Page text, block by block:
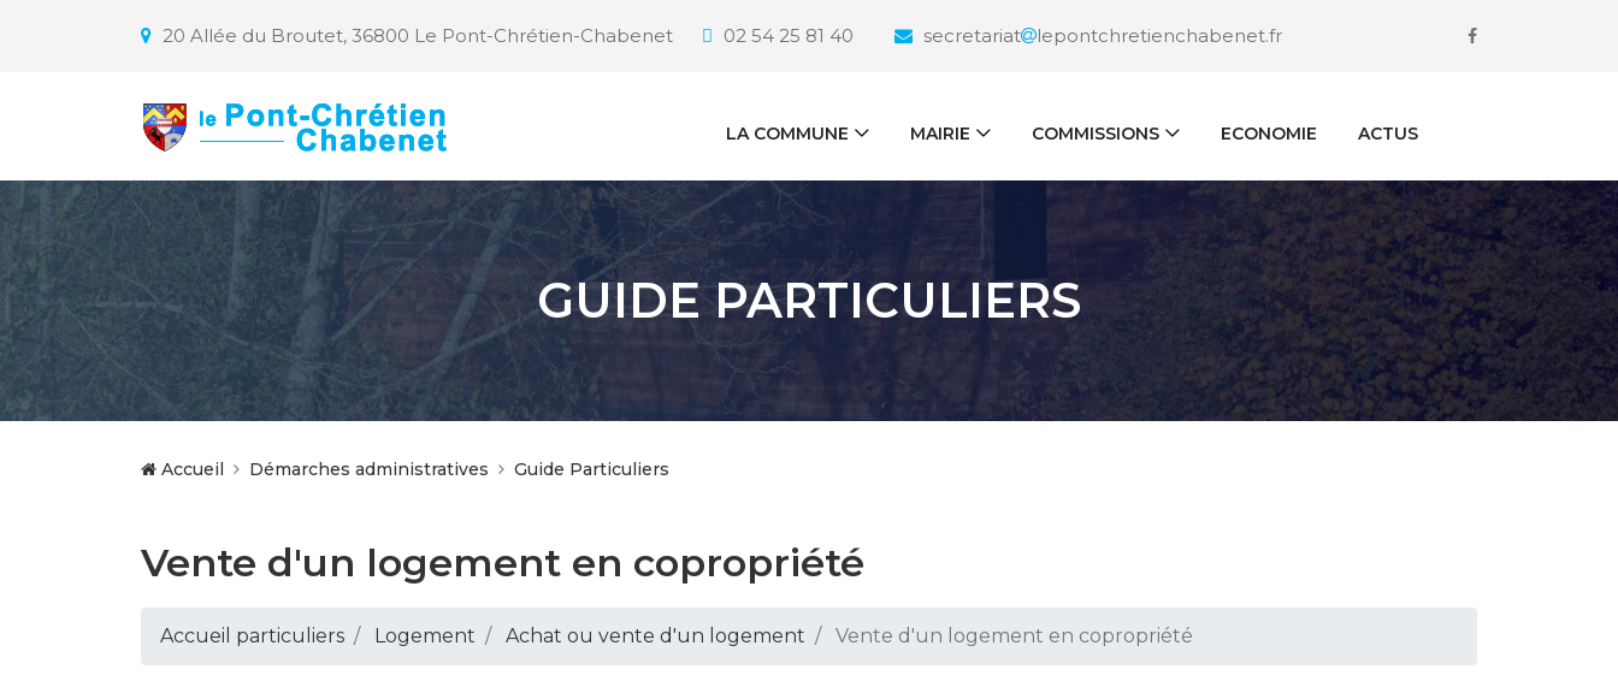
20 Allée du Broutet, 36800 Le Pont-Chrétien-Chabenet 02 54 25 81 40 secretariat lepontchretienchabenet.fr
LA COMMUNE MAIRIE COMMISSIONS ECONOMIE ACTUS
GUIDE PARTICULIERS
Accueil Démarches administratives Guide Particuliers
Vente d'un logement en copropriété
Accueil particuliers Logement Achat ou vente d'un logement Vente d'un logement en copropriété